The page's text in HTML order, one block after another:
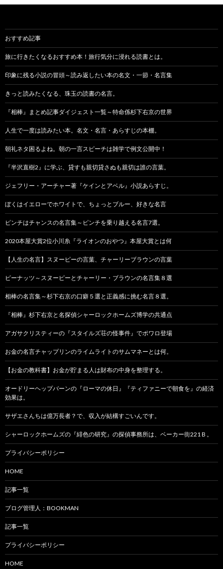
ナ
ゲ
ー
シ
ョ
ン
おすすめ記事
旅に行きたくなるおすすめ本！旅行気分に浸れる読書とは。
印象に残る小説の冒頭～読み返したい本の名文・一節・名言集
きっと読みたくなる、珠玉の読書の名言。
『相棒』まとめ記事ダイジェスト一覧～特命係杉下右京の世界
人生で一度は読みたい本。名文・名言・あらすじの本棚。
朝礼ネタ困るよね。朝の一言スピーチは雑学で例文公開中！
『半沢直樹2』に学ぶ、貸すも親切貸さぬも親切は誰の言葉。
ジェフリー・アーチャー著『ケインとアベル』小説あらすじ。
ぼくはイエローでホワイトで、ちょっとブルー、好きな名言
ピンチはチャンスの名言集～ピンチを乗り越える名言7選。
2020本屋大賞2位小川糸『ライオンのおやつ』本屋大賞とは何
【人生の名言】スヌーピーの言葉、チャーリーブラウンの言葉
ピーナッツ～スヌーピーとチャーリー・ブラウンの名言集８選
相棒の名言集～杉下右京の口癖５選と正義感に挑む名言８選。
『相棒』杉下右京と名探偵シャーロックホームズ博学の共通点
アガサクリスティーの『スタイルズ荘の怪事件』でポワロ登場
お金の名言チャップリンのライムライトのサムマネーとは何。
【お金の教科書】お金が貯まる人は財布の中身を整理する。
オードリーヘップバーンの『ローマの休日』『ティファニーで朝食を』の経済
効果は。
サザエさんちは億万長者？で、収入が結構すごいんです。
シャーロックホームズの『緋色の研究』の探偵事務所は、ベーカー街221Ｂ。
プライバシーポリシー
HOME
記事一覧
ブログ管理人：BOOKMAN
記事一覧
プライバシーポリシー
HOME